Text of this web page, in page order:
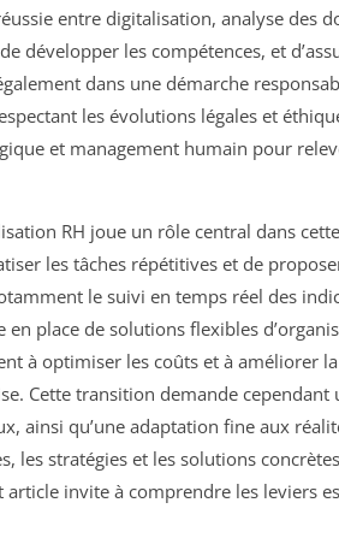
entre digitalisation, analyse des
développer les compétences, et
dans une démarche
les évolutions légales et
et management humain pour
RH joue un rôle central dans
les tâches répétitives et de
le suivi en temps réel des
en place de solutions flexibles
à optimiser les coûts et à améliorer
Cette transition demande
ainsi qu’une adaptation fine aux
les stratégies et les solutions
article invite à comprendre les leviers